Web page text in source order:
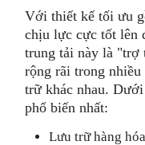
Với thiết kế tối ưu
chịu lực cực tốt lên
trung tải này là "trợ
rộng rãi trong nhiều
trữ khác nhau.
phổ biến nhất:
Lưu trữ hàng